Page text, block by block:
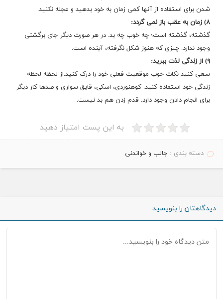
شدن برای استفاده از آنها کمی زمان به خود بدهید و عجله نکنید.
۸) زمان به عقب باز نمی گردد:
گذشته، گذشته است؛ چه خوب چه بد. در هر صورت دیگر جای برگشتی
وجود ندارد. چیزی که هنوز شکل نگرفته، آینده است.
۹) از زندگی لذت ببرید:
سعی کنید نکات خوب موقعیت فعلی خود را درک کنید.از لحظه لحظه
زندگی خود استفاده کنید. کوهنوردی، اسکی، قایق سواری و صدها کار دیگر
برای انجام دادن وجود دارد. قدم زدن هم بد نیست.
به این پست امتیاز دهید
دسته بندی : جالب و خواندنی
دیدگاهتان را بنویسید